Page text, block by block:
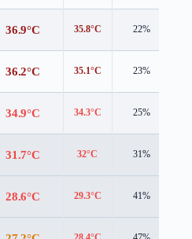
36.9°C 35.8°C 22%
36.2°C 35.1°C 23%
34.9°C 34.3°C 25%
31.7°C 32°C 31%
28.6°C 29.3°C 41%